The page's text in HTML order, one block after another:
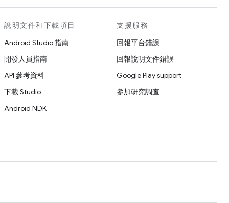
說明文件和下載項目
Android Studio 指南
開發人員指南
API 參考資料
下載 Studio
Android NDK
支援服務
回報平台錯誤
回報說明文件錯誤
Google Play support
參加研究調查